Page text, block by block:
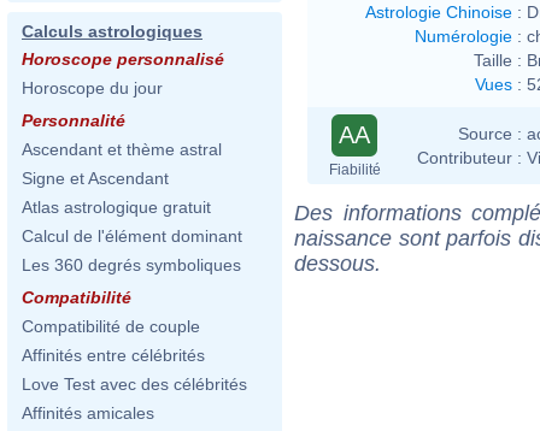
Calculs astrologiques
Horoscope personnalisé
Horoscope du jour
Personnalité
Ascendant et thème astral
Signe et Ascendant
Atlas astrologique gratuit
Calcul de l'élément dominant
Les 360 degrés symboliques
Compatibilité
Compatibilité de couple
Affinités entre célébrités
Love Test avec des célébrités
Affinités amicales
Astrologie Chinoise :
Numérologie :
Taille :
Vues :
AA
Fiabilité
Source :
Contributeur :
Des informations
naissance sont parfois
dessous.